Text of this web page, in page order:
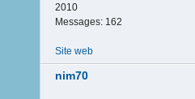
2010
Messages: 162
Site web
nim70